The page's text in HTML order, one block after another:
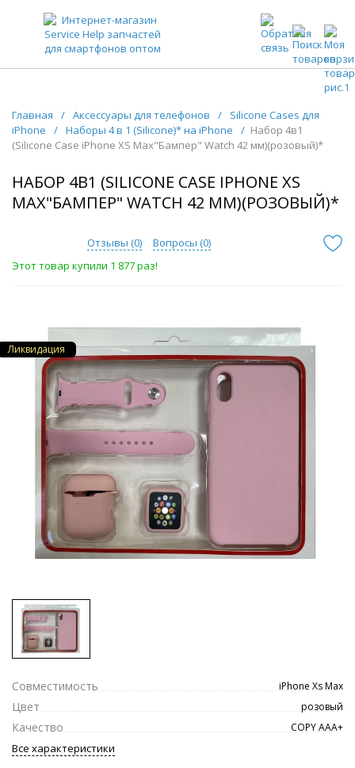
ЗАПЧАСТИ ДЛЯ ТЕЛЕФОНОВ ОПТОМ
Главная / Аксессуары для телефонов /
Silicone Cases для
iPhone
/ Наборы 4 в 1 (Silicone)* на iPhone / Набор 4в1
(Silicone Case iPhone XS Max"Бампер" Watch 42 мм)(розовый)*
НАБОР 4В1 (SILICONE CASE IPHONE XS
MAX"БАМПЕР" WATCH 42 ММ)(РОЗОВЫЙ)*
Отзывы (0) Вопросы (0)
Этот товар купили 1 877 раз!
Ликвидация
Совместимость iPhone Xs Max
Цвет розовый
Качество COPY ААА+
Все характеристики